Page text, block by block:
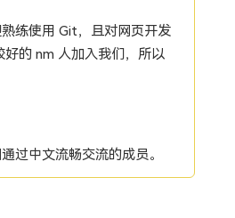
练使用 Git，且对网页开发
好的 nm 人加入我们，所以
过中文流畅交流的成员。